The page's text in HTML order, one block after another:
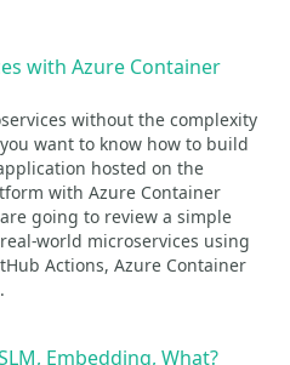
with Azure Container
without the complexity
want to know how to build
hosted on the
with Azure Container
going to review a simple
world microservices using
Actions, Azure Container
Embedding, What?